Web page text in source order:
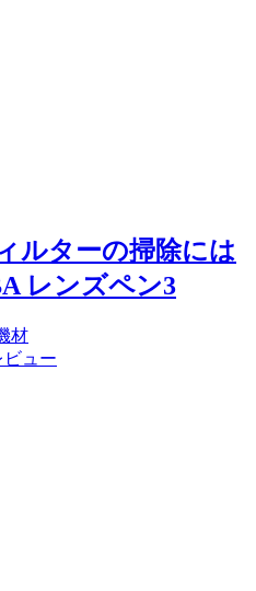
ルターの掃除には
レンズペン3
材
ビュー